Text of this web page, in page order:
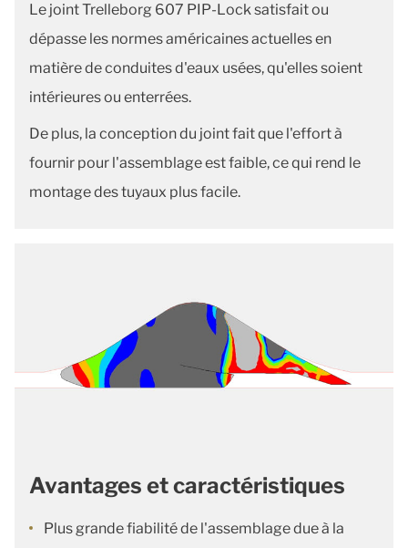
Le joint Trelleborg 607 PIP-Lock satisfait ou
dépasse les normes américaines actuelles en
matière de conduites d'eaux usées, qu'elles soient
intérieures ou enterrées.
De plus, la conception du joint fait que l'effort à
fournir pour l'assemblage est faible, ce qui rend le
montage des tuyaux plus facile.
Avantages et caractéristiques
Plus grande fiabilité de l'assemblage due à la